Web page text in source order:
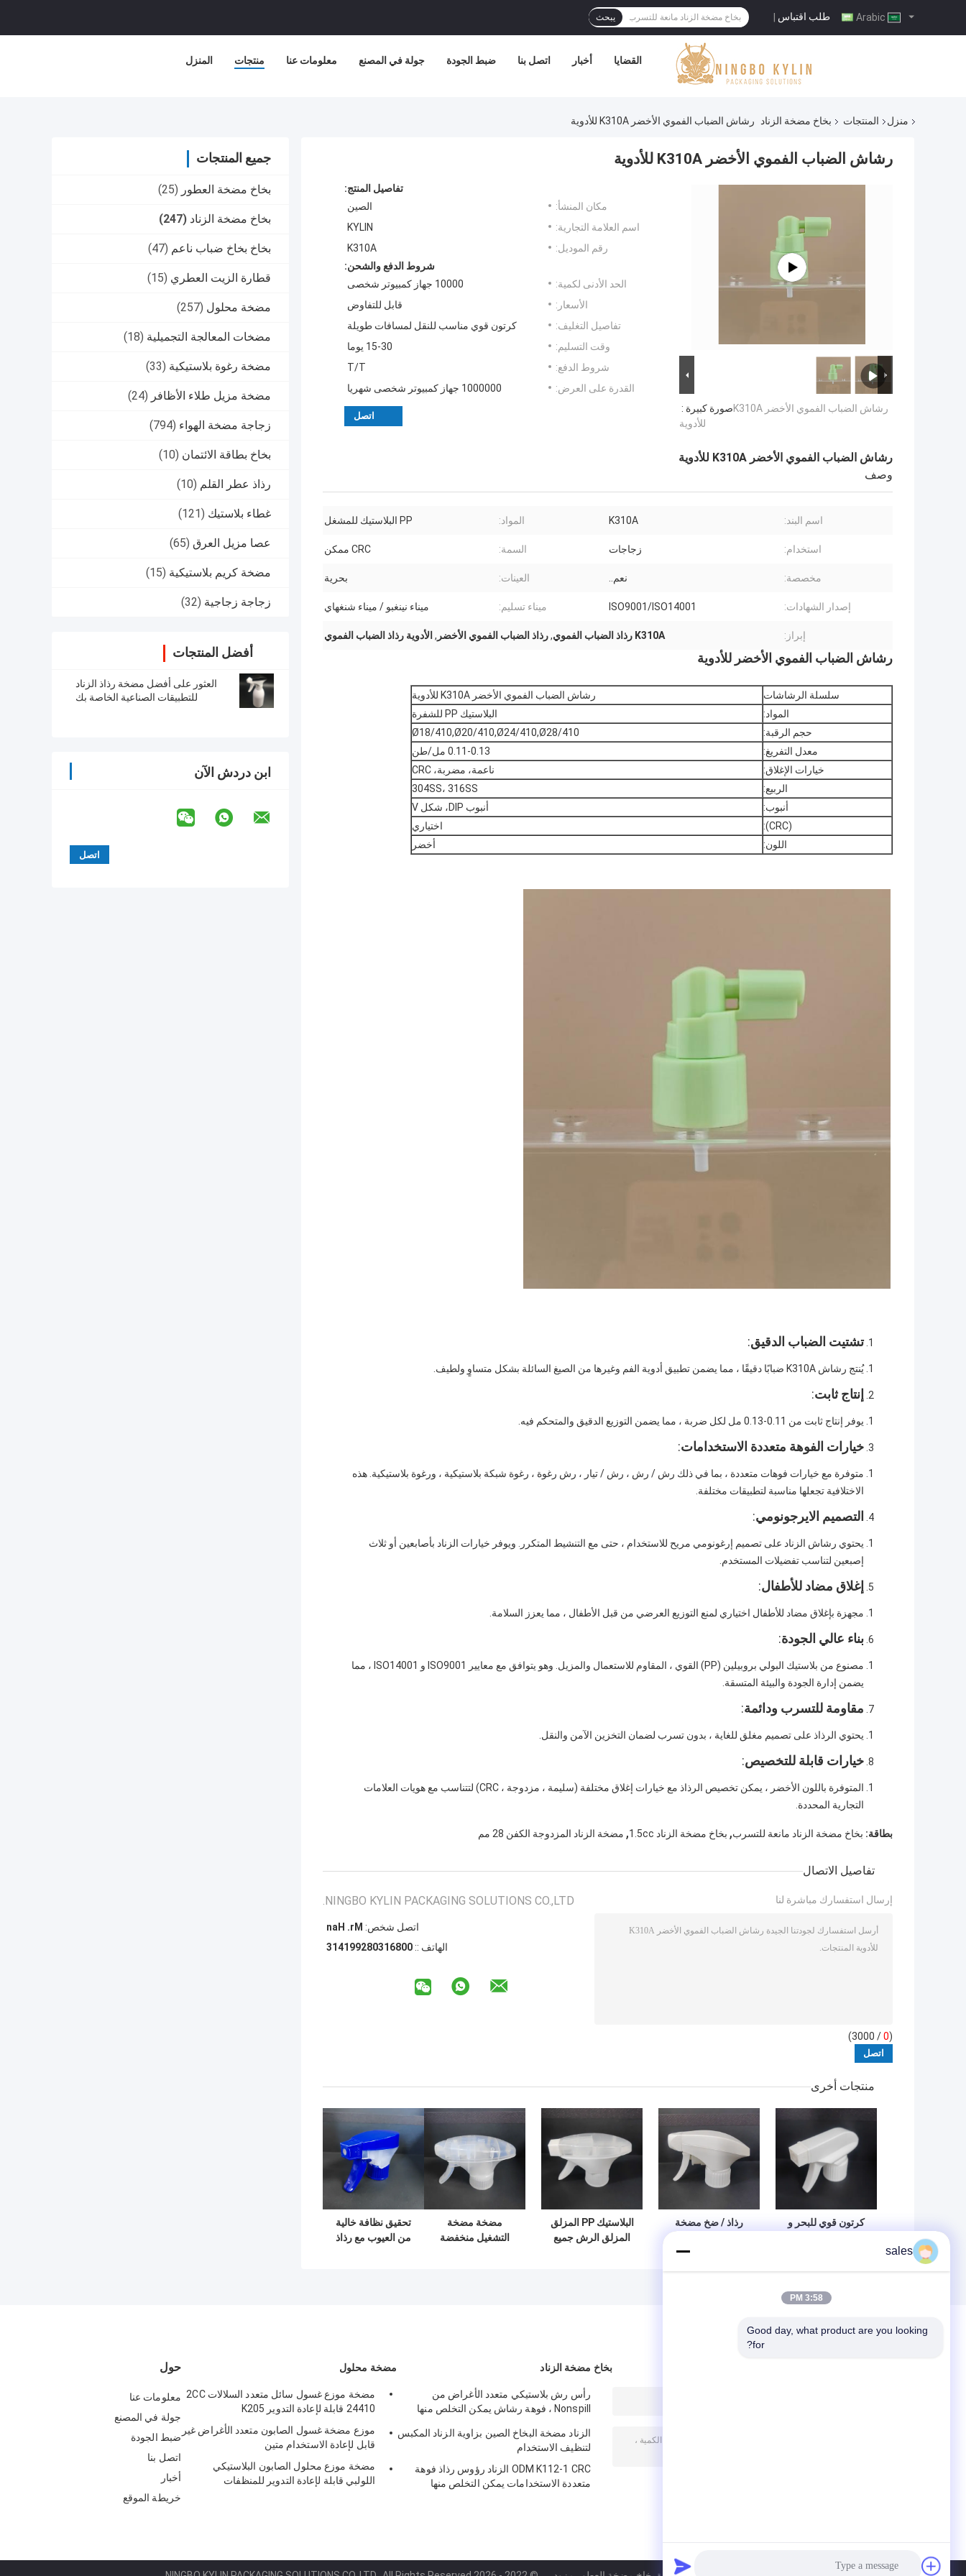
طلب اقتباس | يبحث
المنزل منتجات معلومات عنا جولة في المصنع ضبط الجودة اتصل بنا أخبار القضايا
منزل المنتجات بخاخ مضخة الزناد رشاش الضباب الفموي الأخضر K310A للأدوية
جميع المنتجات
بخاخ مضخة العطور (25)
بخاخ مضخة الزناد (247)
بخاخ بخاخ ضباب ناعم (47)
قطارة الزيت العطري (15)
مضخة محلول (257)
مضخات المعالجة التجميلية (18)
مضخة رغوة بلاستيكية (33)
مضخة مزيل طلاء الأظافر (24)
زجاجة مضخة الهواء (794)
بخاخ بطاقة الائتمان (10)
رذاذ عطر القلم (10)
غطاء بلاستيك (121)
عصا مزيل العرق (65)
مضخة كريم بلاستيكية (15)
زجاجة زجاجية (32)
أفضل المنتجات
العثور على أفضل مضخة رذاذ الزناد
للتطبيقات الصناعية الخاصة بك
ابن دردش الآن
رشاش الضباب الفموي الأخضر K310A للأدوية
صورة كبيرة :رشاش الضباب الفموي الأخضر K310A
للأدوية
تفاصيل المنتج:
مكان المنشأ:
الصين
اسم العلامة التجارية:
KYLIN
رقم الموديل:
K310A
شروط الدفع والشحن:
الحد الأدنى لكمية:
10000 جهاز كمبيوتر شخصى
الأسعار:
قابل للتفاوض
تفاصيل التغليف:
كرتون قوي مناسب للنقل لمسافات طويلة
وقت التسليم:
15-30 يوما
شروط الدفع:
T/T
القدرة على العرض:
1000000 جهاز كمبيوتر شخصى شهريا
اتصل
رشاش الضباب الفموي الأخضر K310A للأدوية
وصف
اسم البند: K310A المواد: PP البلاستيك للمشغل
استخدام: زجاجات السمة: CRC ممكن
مخصصة: نعم.. العينات: بحرية
إصدار الشهادات: ISO9001/ISO14001 ميناء تسليم: ميناء نينغبو / ميناء شنغهاي
إبراز: K310A رذاذ الضباب الفموي ,رذاذ الضباب الفموي الأخضر , الأدوية رذاذ الضباب الفموي
رشاش الضباب الفموي الأخضر للأدوية
سلسلة الرشاشات
رشاش الضباب الفموي الأخضر K310A للأدوية
المواد:
البلاستيك PP للشفرة
حجم الرقبة:
Ø18/410,Ø20/410,Ø24/410,Ø28/410
معدل التفريغ:
0.11-0.13 مل/طن
خيارات الإغلاق:
ناعمة، مضربة، CRC
الربيع:
304SS، 316SS
أنبوب:
أنبوب DIP، شكل V
(CRC):
اختياري
اللون:
أخضر
تشتيت الضباب الدقيق:
يُنتج رشاش K310A ضبابًا دقيقًا ، مما يضمن تطبيق أدوية الفم وغيرها من الصيغ السائلة بشكل متساوٍ ولطيف.
إنتاج ثابت:
يوفر إنتاج ثابت من 0.11-0.13 مل لكل ضربة ، مما يضمن التوزيع الدقيق والمتحكم فيه.
خيارات الفوهة متعددة الاستخدامات:
متوفرة مع خيارات فوهات متعددة ، بما في ذلك رش / رش ، رش / تيار ، رش رغوة ، رغوة شبكة بلاستيكية ، ورغوة بلاستيكية. هذه
الاختلافية تجعلها مناسبة لتطبيقات مختلفة.
التصميم الايرجونومي:
يحتوي رشاش الزناد على تصميم إرغونومي مريح للاستخدام ، حتى مع التنشيط المتكرر. ويوفر خيارات الزناد بأصابعين أو ثلاث
إصبعين لتناسب تفضيلات المستخدم.
إغلاق مضاد للأطفال:
مجهزة بإغلاق مضاد للأطفال اختياري لمنع التوزيع العرضي من قبل الأطفال ، مما يعزز السلامة.
بناء عالي الجودة:
مصنوع من بلاستيك البولي بروبيلين (PP) القوي ، المقاوم للاستعمال والمزيل. وهو يتوافق مع معايير ISO9001 و ISO14001 ، مما
يضمن إدارة الجودة والبيئة المتسقة.
مقاومة للتسرب ودائمة:
يحتوي الرذاذ على تصميم مغلق للغاية ، بدون تسرب لضمان التخزين الآمن والنقل.
خيارات قابلة للتخصيص:
المتوفرة باللون الأخضر ، يمكن تخصيص الرذاذ مع خيارات إغلاق مختلفة (سليمة ، مزدوجة ، CRC) لتتناسب مع هويات العلامات
التجارية المحددة.
بطاقة: بخاخ مضخة الزناد مانعة للتسرب, بخاخ مضخة الزناد 1.5cc , مضخة الزناد المزدوجة الكفن 28 مم
تفاصيل الاتصال
NINGBO KYLIN PACKAGING SOLUTIONS CO.,LTD.
اتصل شخص: Mr. Han
الهاتف :: 008613082991413
إرسال استفسارك مباشرة لنا
(
0
/ 3000)
منتجات أخرى
كرتون قوي للبحر و
رذاذ / ضخ مضخة
B2B المشترين حزمة
البلاستيك PP المزلق
المزلق الرش جميع
مضخة مضخة
التشغيل منخفضة
تحقيق نظافة خالية
من العيوب مع رذاذ
حول
معلومات عنا
جولة في المصنع
ضبط الجودة
اتصل بنا
أخبار
خريطة الموقع
مضخة محلول
مضخة موزع غسول سائل متعدد السلالات 2CC
24410 قابلة لإعادة التدوير K205
موزع مضخة غسول الصابون متعدد الأغراض غير
قابل لإعادة الاستخدام متين
مضخة موزع محلول الصابون البلاستيكي
اللولبي قابلة لإعادة التدوير للمنظفات
بخاخ مضخة الزناد
رأس رش بلاستيكي متعدد الأغراض من
Nonspill ، فوهة رشاش يمكن التخلص منها
الزناد مضخة البخاخ الصين بزاوية الزناد المكبس
لتنظيف الاستخدام
ODM K112-1 CRC الزناد رؤوس رذاذ فوهة
متعددة الاستخدامات يمكن التخلص منها
sales
3:58 PM
Good day, what product are you looking
for?